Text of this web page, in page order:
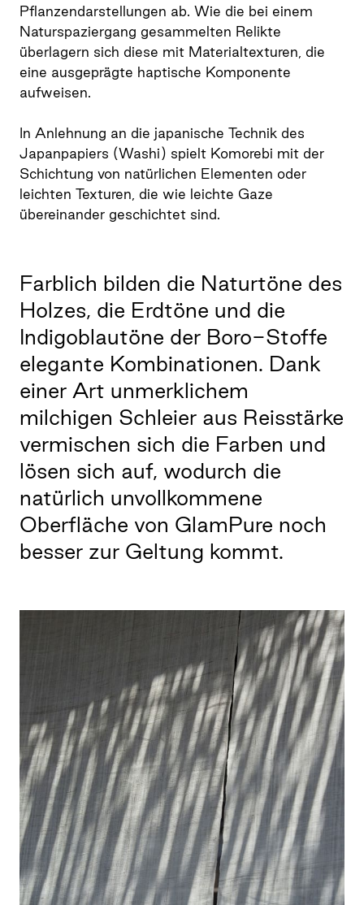
Pflanzendarstellungen ab. Wie die bei einem
Naturspaziergang gesammelten Relikte
überlagern sich diese mit Materialtexturen, die
eine ausgeprägte haptische Komponente
aufweisen.
In Anlehnung an die japanische Technik des
Japanpapiers (Washi) spielt Komorebi mit der
Schichtung von natürlichen Elementen oder
leichten Texturen, die wie leichte Gaze
übereinander geschichtet sind.
Farblich bilden die Naturtöne des
Holzes, die Erdtöne und die
Indigoblautöne der Boro-Stoffe
elegante Kombinationen. Dank
einer Art unmerklichem
milchigen Schleier aus Reisstärke
vermischen sich die Farben und
lösen sich auf, wodurch die
natürlich unvollkommene
Oberfläche von GlamPure noch
besser zur Geltung kommt.